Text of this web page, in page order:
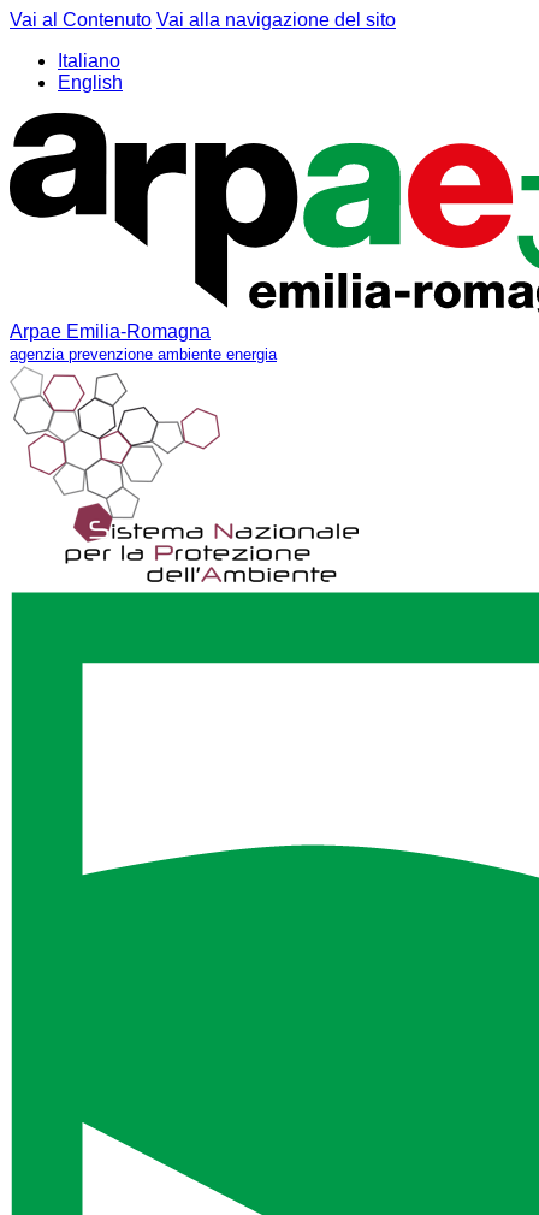
Vai al Contenuto Vai alla navigazione del sito
Italiano
English
Arpae Emilia-Romagna
agenzia prevenzione ambiente energia